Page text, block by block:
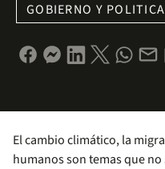
GOBIERNO Y POLITICA
El cambio climático, la
humanos son temas que